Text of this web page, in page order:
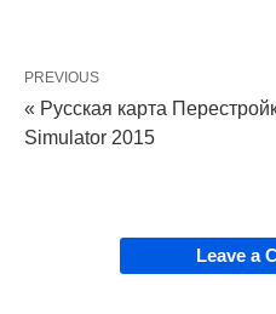
PREVIOUS
« Русская карта
Simulator 2015
Leave a